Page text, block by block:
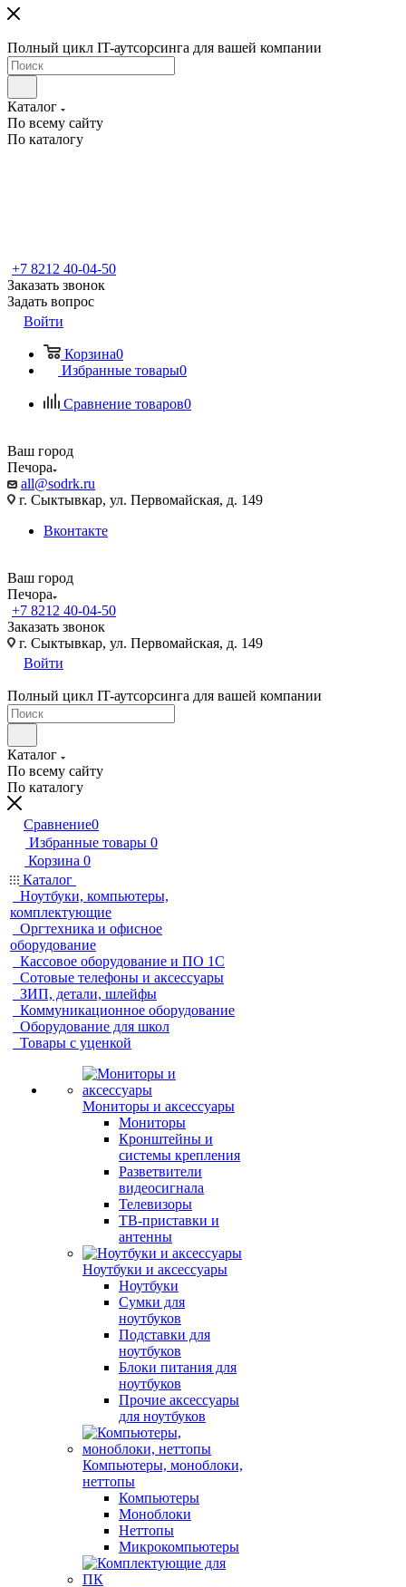
Полный цикл IT-аутсорсинга для вашей компании
Каталог
По всему сайту
По каталогу
+7 8212 40-04-50
Заказать звонок
Задать вопрос
Войти
Корзина0
Избранные товары0
Сравнение товаров0
Ваш город
Печора
all@sodrk.ru
г. Сыктывкар, ул. Первомайская, д. 149
Вконтакте
Ваш город
Печора
+7 8212 40-04-50
Заказать звонок
г. Сыктывкар, ул. Первомайская, д. 149
Войти
Полный цикл IT-аутсорсинга для вашей компании
Каталог
По всему сайту
По каталогу
Сравнение0
Избранные товары 0
Корзина 0
Каталог
Ноутбуки, компьютеры,
комплектующие
Оргтехника и офисное
оборудование
Кассовое оборудование и ПО 1С
Сотовые телефоны и аксессуары
ЗИП, детали, шлейфы
Коммуникационное оборудование
Оборудование для школ
Товары с уценкой
Мониторы и аксессуары
Мониторы
Кронштейны и
системы крепления
Разветвители
видеосигнала
Телевизоры
ТВ-приставки и
антенны
Ноутбуки и аксессуары
Ноутбуки
Сумки для
ноутбуков
Подставки для
ноутбуков
Блоки питания для
ноутбуков
Прочие аксессуары
для ноутбуков
Компьютеры, моноблоки,
неттопы
Компьютеры
Моноблоки
Неттопы
Микрокомпьютеры